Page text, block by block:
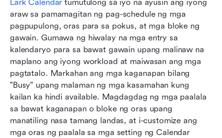
Lark Calendar tumutulong sa iyo na ayusin ang iyong
araw sa pamamagitan ng pag-schedule ng mga
pagpupulong, oras para sa pokus, at mga bloke ng
gawain. Gumawa ng hiwalay na mga entry sa
kalendaryo para sa bawat gawain upang malinaw na
maplano ang iyong workload at maiwasan ang mga
pagtatalo. Markahan ang mga kaganapan bilang
"Busy" upang malaman ng mga kasamahan kung
kailan ka hindi available. Magdagdag ng mga paalala
sa bawat kaganapan o bloke ng oras upang
manatiling nasa tamang landas, at i-customize ang
mga oras ng paalala sa mga setting ng Calendar